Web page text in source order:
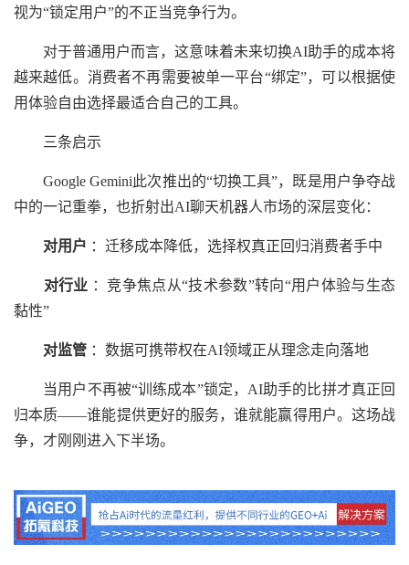
视为“锁定用户”的不正当竞争行为。
对于普通用户而言，这意味着未来切换AI助手的成本将
越来越低。消费者不再需要被单一平台“绑定”，可以根据使
用体验自由选择最适合自己的工具。
三条启示
Google Gemini此次推出的“切换工具”，既是用户争夺战
中的一记重拳，也折射出AI聊天机器人市场的深层变化：
对用户 ：迁移成本降低，选择权真正回归消费者手中
对行业 ：竞争焦点从“技术参数”转向“用户体验与生态
黏性”
对监管 ：数据可携带权在AI领域正从理念走向落地
当用户不再被“训练成本”锁定，AI助手的比拼才真正回
归本质——谁能提供更好的服务，谁就能赢得用户。这场战
争，才刚刚进入下半场。